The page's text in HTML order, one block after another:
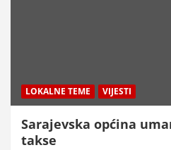
LOKALNE TEME VIJESTI
Sarajevska općina
takse